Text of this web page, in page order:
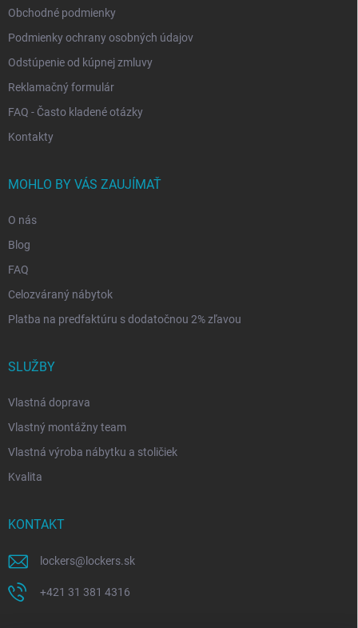
Obchodné podmienky
Podmienky ochrany osobných údajov
Odstúpenie od kúpnej zmluvy
Reklamačný formulár
FAQ - Často kladené otázky
Kontakty
MOHLO BY VÁS ZAUJÍMAŤ
O nás
Blog
FAQ
Celozváraný nábytok
Platba na predfaktúru s dodatočnou 2% zľavou
SLUŽBY
Vlastná doprava
Vlastný montážny team
Vlastná výroba nábytku a stoličiek
Kvalita
KONTAKT
lockers@ lockers.sk
+421 31 381 4316